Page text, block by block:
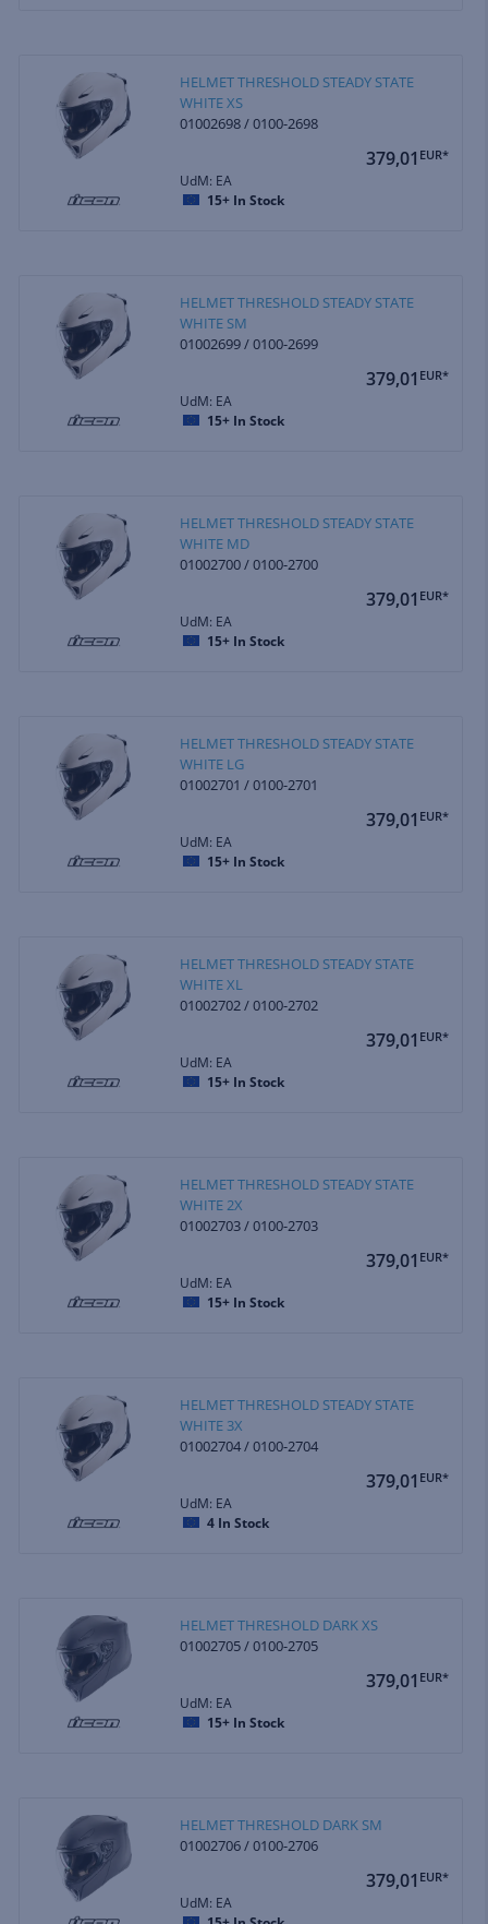
HELMET THRESHOLD STEADY STATE
WHITE XS
01002698 / 0100-2698
379,01 EUR*
UdM: EA
15+ In Stock
HELMET THRESHOLD STEADY STATE
WHITE SM
01002699 / 0100-2699
379,01 EUR*
UdM: EA
15+ In Stock
HELMET THRESHOLD STEADY STATE
WHITE MD
01002700 / 0100-2700
379,01 EUR*
UdM: EA
15+ In Stock
HELMET THRESHOLD STEADY STATE
WHITE LG
01002701 / 0100-2701
379,01 EUR*
UdM: EA
15+ In Stock
HELMET THRESHOLD STEADY STATE
WHITE XL
01002702 / 0100-2702
379,01 EUR*
UdM: EA
15+ In Stock
HELMET THRESHOLD STEADY STATE
WHITE 2X
01002703 / 0100-2703
379,01 EUR*
UdM: EA
15+ In Stock
HELMET THRESHOLD STEADY STATE
WHITE 3X
01002704 / 0100-2704
379,01 EUR*
UdM: EA
4 In Stock
HELMET THRESHOLD DARK XS
01002705 / 0100-2705
379,01 EUR*
UdM: EA
15+ In Stock
HELMET THRESHOLD DARK SM
01002706 / 0100-2706
379,01 EUR*
UdM: EA